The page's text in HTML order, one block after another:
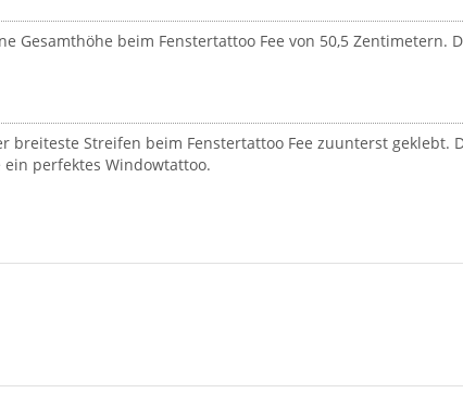
beim Fenstertattoo Fee von 50,5 Zentimetern.
Streifen beim Fenstertattoo Fee zuunterst geklebt.
perfektes Windowtattoo.